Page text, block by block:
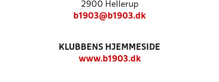
2900 Hellerup
b1903@b1903.dk
KLUBBENS HJEMMESIDE
www.b1903.dk